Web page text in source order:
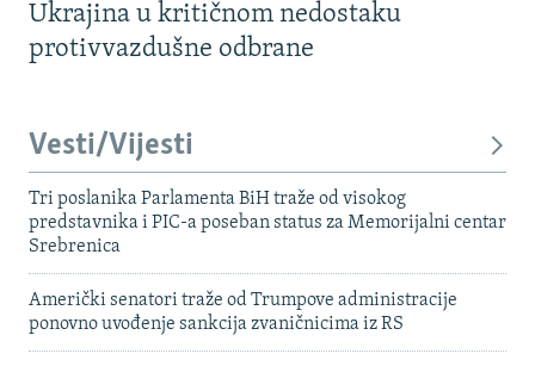
Ukrajina u kritičnom nedostaku
protivvazdušne odbrane
Vesti/Vijesti
Tri poslanika Parlamenta BiH traže od visokog
predstavnika i PIC-a poseban status za Memorijalni centar
Srebrenica
Američki senatori traže od Trumpove administracije
ponovno uvođenje sankcija zvaničnicima iz RS